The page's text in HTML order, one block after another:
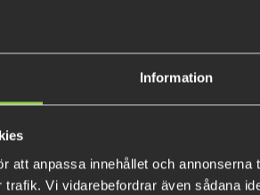
Information
att anpassa innehållet och
Vi vidarebefordrar även sådana